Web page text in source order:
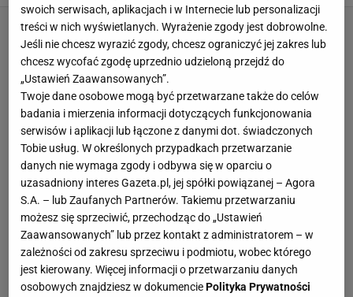
swoich serwisach, aplikacjach i w Internecie lub personalizacji
treści w nich wyświetlanych. Wyrażenie zgody jest dobrowolne.
Jeśli nie chcesz wyrazić zgody, chcesz ograniczyć jej zakres lub
chcesz wycofać zgodę uprzednio udzieloną przejdź do
„Ustawień Zaawansowanych”.
Twoje dane osobowe mogą być przetwarzane także do celów
badania i mierzenia informacji dotyczących funkcjonowania
serwisów i aplikacji lub łączone z danymi dot. świadczonych
Tobie usług. W określonych przypadkach przetwarzanie
danych nie wymaga zgody i odbywa się w oparciu o
uzasadniony interes Gazeta.pl, jej spółki powiązanej – Agora
S.A. – lub Zaufanych Partnerów. Takiemu przetwarzaniu
możesz się sprzeciwić, przechodząc do „Ustawień
Zaawansowanych” lub przez kontakt z administratorem – w
zależności od zakresu sprzeciwu i podmiotu, wobec którego
jest kierowany. Więcej informacji o przetwarzaniu danych
osobowych znajdziesz w dokumenciePolityka Prywatności